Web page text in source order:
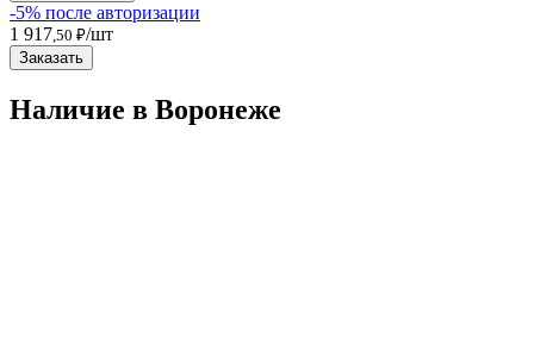
-5% после авторизации
1 917 ,50 ₽/шт
Заказать
Наличие в Воронежe